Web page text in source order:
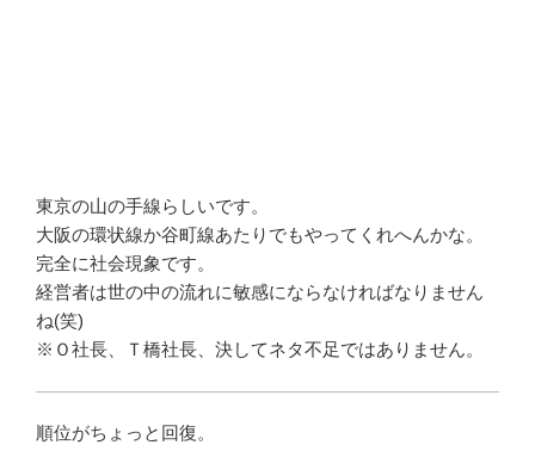
東京の山の手線らしいです。
大阪の環状線か谷町線あたりでもやってくれへんかな。
完全に社会現象です。
経営者は世の中の流れに敏感にならなければなりません
ね(笑)
※Ｏ社長、Ｔ橋社長、決してネタ不足ではありません。
順位がちょっと回復。